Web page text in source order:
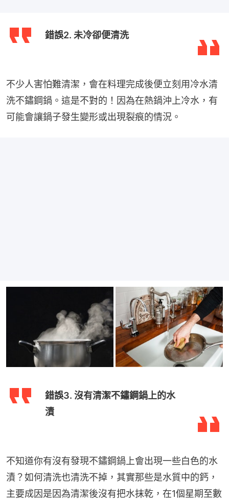
錯誤2. 未冷卻便清洗
不少人害怕難清潔，會在料理完成後便立刻用冷水清
洗不鏽鋼鍋。這是不對的！因為在熱鍋沖上冷水，有
可能會讓鍋子發生變形或出現裂痕的情況。
錯誤3. 沒有清潔不鏽鋼鍋上的水
漬
不知道你有沒有發現不鏽鋼鍋上會出現一些白色的水
漬？如何清洗也清洗不掉，其實那些是水質中的鈣，
主要成因是因為清潔後沒有把水抹乾，在1個星期至數